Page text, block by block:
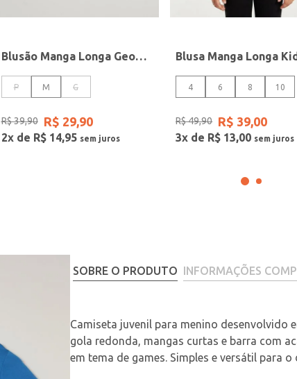
Blusão Manga Longa Geométrico Infantil Para Bebê - MARINHO
P M G
R$39,90 R$ 29,90
2x de R$ 14,95
4 6 8 10
R$49,90 R$ 39,00
3x de R$ 13,00
SOBRE O PRODUTO INFORMAÇÕES
Camiseta juvenil para menino desenvolvido
gola redonda, mangas curtas e barra com
em tema de games. Simples e versátil para